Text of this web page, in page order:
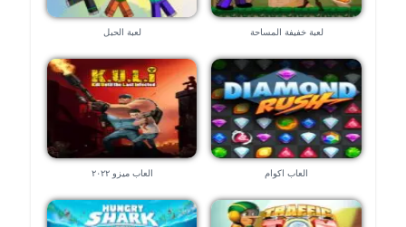
لعبة خفيفة المساحة لعبة الحبل
العاب اكوام العاب ميزو ٢٠٢٢